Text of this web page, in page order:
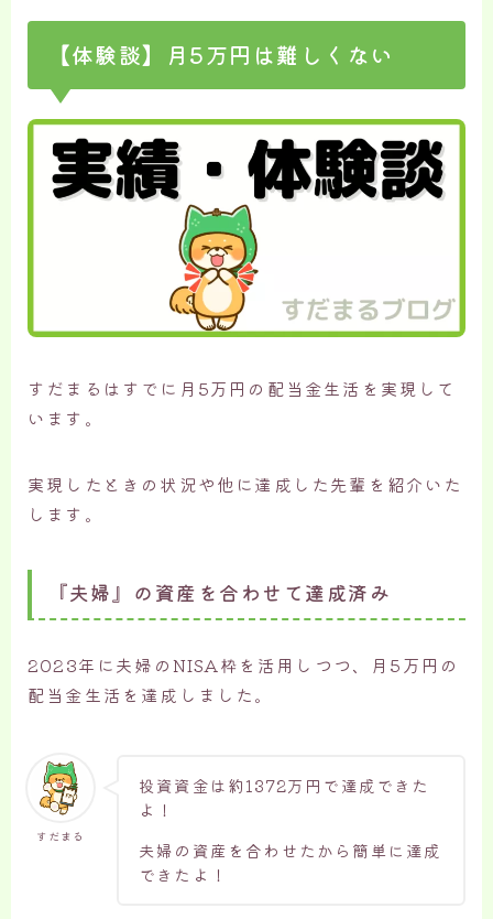
【体験談】月5万円は難しくない
すだまるはすでに月5万円の配当金生活を実現して
います。
実現したときの状況や他に達成した先輩を紹介いた
します。
『夫婦』の資産を合わせて達成済み
2023年に夫婦のNISA枠を活用しつつ、月5万円の
配当金生活を達成しました。
すだまる
投資資金は約1372万円で達成できた
よ！
夫婦の資産を合わせたから簡単に達成
できたよ！